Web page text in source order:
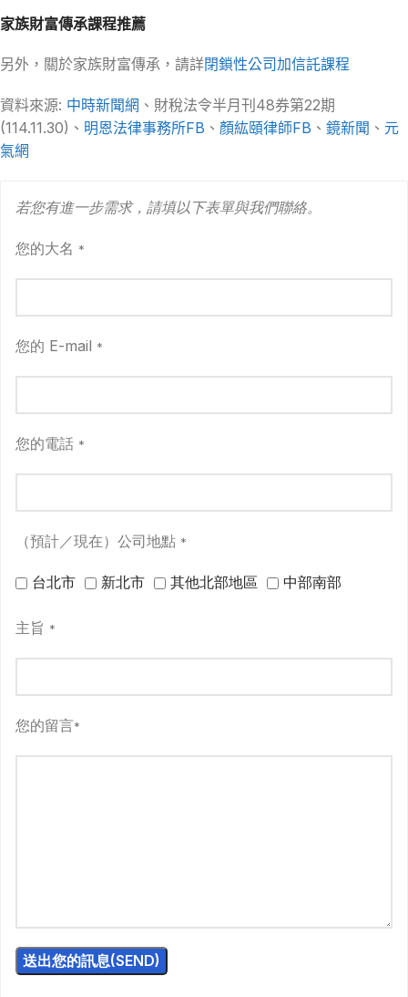
家族財富傳承課程推薦
另外，關於家族財富傳承，請詳閉鎖性公司加信託課程
資料來源: 中時新聞網 、財稅法令半月刊48券第22期
(114.11.30)、 明恩法律事務所FB 、 顏紘頤律師FB 、 鏡新聞 、 元
氣網
若您有進一步需求，請填以下表單與我們聯絡。
您的大名 *
您的 E-mail *
您的電話 *
（預計／現在）公司地點 *
台北市 新北市 其他北部地區 中部南部
主旨 *
您的留言*